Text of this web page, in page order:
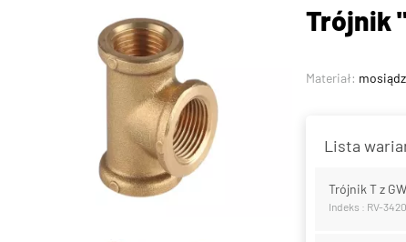
Trójnik
Materiał: mosiądz
Lista
Trójnik T z
Indeks : RV-